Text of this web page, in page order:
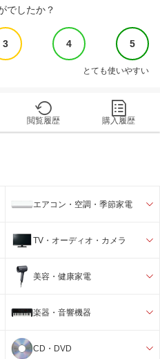
でしたか？
3 4 5
とても使いやすい
閲覧履歴 購入履歴
エアコン・空調・季節家電
TV・オーディオ・カメラ
美容・健康家電
楽器・音響機器
CD・DVD